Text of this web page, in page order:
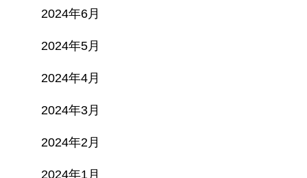
2024年6月
2024年5月
2024年4月
2024年3月
2024年2月
2024年1月